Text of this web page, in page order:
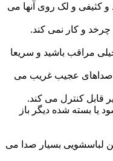
کثیفی و لک روی آنها می
و کار نمی کند.
مراقب باشید و سریعا
صداهای عجیب غریب می
قابل کنترل می کند.
یا بسته شده دیگر باز
لباسشویی بسیار صدا می